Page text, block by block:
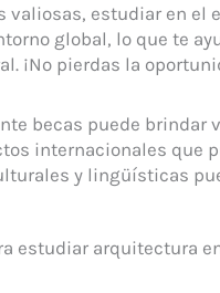
estudiar en el
global, lo que te
¡No pierdas la
becas puede brindar
internacionales que
y lingüísticas
estudiar arquitectura